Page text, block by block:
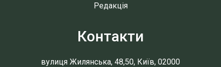
Редакція
Контакти
вулиця Жилянська, 48,50, Київ, 02000